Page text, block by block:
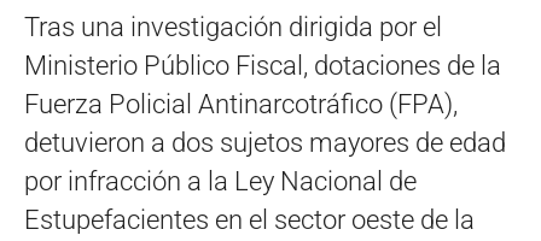
Tras una investigación dirigida por el
Ministerio Público Fiscal, dotaciones de la
Fuerza Policial Antinarcotráfico (FPA),
detuvieron a dos sujetos mayores de edad
por infracción a la Ley Nacional de
Estupefacientes en el sector oeste de la